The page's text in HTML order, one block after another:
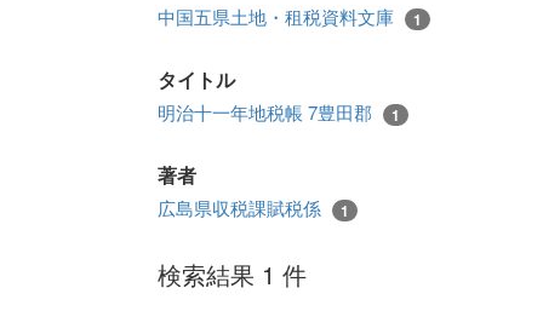
中国五県土地・租税資料文庫 1
タイトル
明治十一年地税帳 7豊田郡 1
著者
広島県収税課賦税係 1
検索結果 1 件